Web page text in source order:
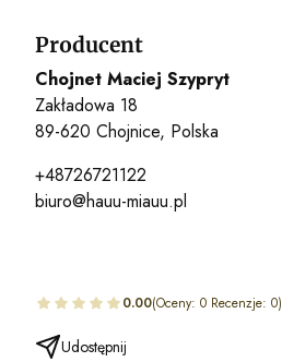
Producent
Chojnet Maciej Szypryt
Zakładowa 18
89-620 Chojnice, Polska
+48726721122
biuro@hauu-miauu.pl
0.00(Oceny: 0 Recenzje: 0)
Udostępnij